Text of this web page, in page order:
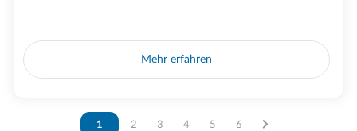
Mehr erfahren
Vous êtes sur la page
1 Vous êtes sur la page
2 Vous êtes sur la page
3 Vous êtes sur la page
4 Vous êtes sur la page
5 Vous êtes sur la page
6